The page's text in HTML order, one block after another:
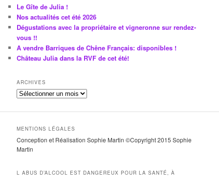
Le Gîte de Julia !
Nos actualités cet été 2026
Dégustations avec la propriétaire et vigneronne sur rendez-
vous !!
A vendre Barriques de Chêne Français: disponibles !
Château Julia dans la RVF de cet été!
ARCHIVES
A
c
i
v
e
MENTIONS LÉGALES
Conception et Réalisation Sophie Martin ©Copyright 2015 Sophie
Martin
L ABUS D’ALCOOL EST DANGEREUX POUR LA SANTÉ, À